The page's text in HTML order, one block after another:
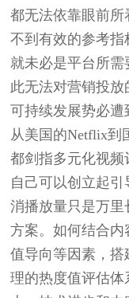
都无法依靠眼前
不到有效的参考指
就未必是平台所需
此无法对营销投
可持续发展势必遭
从美国的Netflix到
都剑指多元化视
自己可以创立起
消播放量只是万
方案。如何结合
值导向等因素，
理的热度值评估